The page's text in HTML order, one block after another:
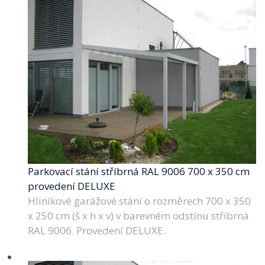
Parkovací stání stříbrná RAL 9006 700 x 350 cm
provedení DELUXE
Hliníkové garážové stání o rozměrech 700 x 350
x 250 cm (š x h x v) v barevném odstínu stříbrná
RAL 9006. Provedení DELUXE.